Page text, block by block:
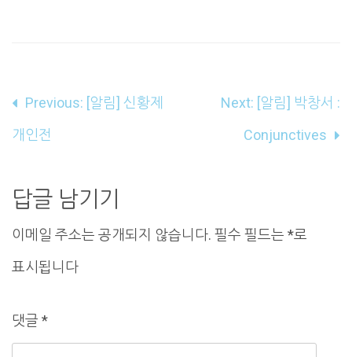
글
내
게
이
션
Previous: [알림] 신황제
개인전
Next: [알림] 박창서 :
Conjunctives
답글 남기기
이메일 주소는 공개되지 않습니다. 필수 필드는 *로
표시됩니다
댓글 *